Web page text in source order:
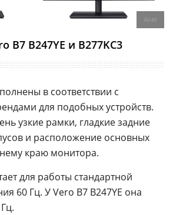
Acer
B7 B247YE и B277KC3
в соответствии с
для подобных устройств.
узкие рамки, гладкие задние
и расположение основных
краю монитора.
для работы стандартной
60 Гц. У Vero B7 B247YE она